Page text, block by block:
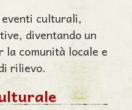
culturali,
diventando un
comunità locale e
rilievo.